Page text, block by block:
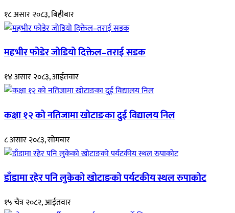
१८ असार २०८३, बिहीबार
महभीर फोडेर जोडियो दिक्तेल–तराई सडक
१४ असार २०८३, आईतवार
कक्षा १२ को नतिजामा खोटाङका दुई विद्यालय निल
८ असार २०८३, सोमबार
डाँडामा रहेर पनि लुकेको खोटाङको पर्यटकीय स्थल रुपाकोट
१५ चैत्र २०८२, आईतवार